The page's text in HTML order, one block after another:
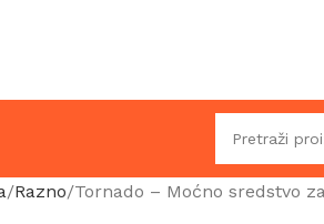
Razno Tornado – Moćno sredstvo